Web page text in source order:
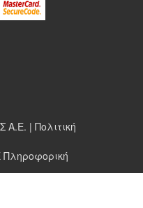
Α.Ε. |Πολιτική
Πληροφορική